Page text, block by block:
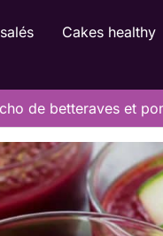
Cakes healthy
de betteraves et